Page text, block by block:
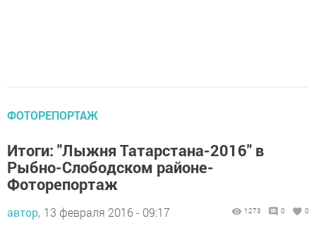
ФОТОРЕПОРТАЖ
Итоги: "Лыжня Татарстана-2016" в
Рыбно-Слободском районе-
Фоторепортаж
автор, 13 февраля 2016 - 09:17 1273 0 0